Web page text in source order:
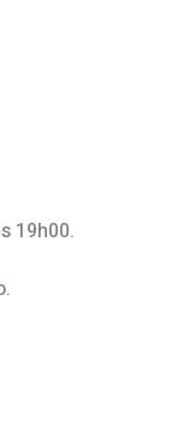
19h00.